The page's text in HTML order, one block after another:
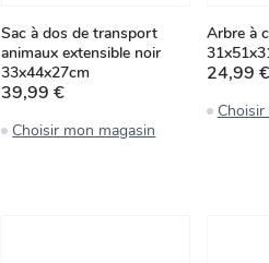
Sac à dos de transport
animaux extensible noir
33x44x27cm
39,99 €
Choisir mon magasin
Arbre à
24,99 €